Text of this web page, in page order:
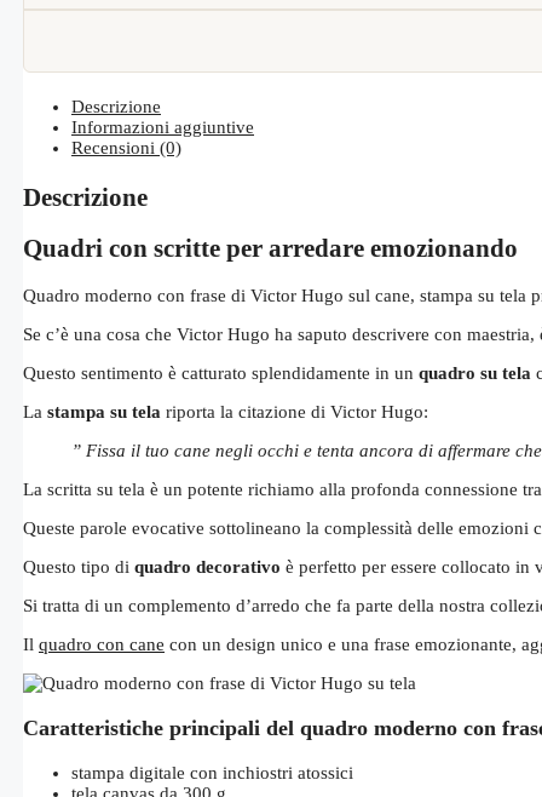
Descrizione
Informazioni aggiuntive
Recensioni (0)
Descrizione
Quadri con scritte per arredare emozionando
Quadro moderno con frase di Victor Hugo sul cane, stampa su tela
Se c’è una cosa che Victor Hugo ha saputo descrivere con
Questo sentimento è catturato splendidamente in un quadro su tela
La stampa su tela riporta la citazione di Victor Hugo:
” Fissa il tuo cane negli occhi e tenta ancora di affermare
La scritta su tela è un potente richiamo alla profonda connessione
Queste parole evocative sottolineano la complessità delle
Questo tipo di quadro decorativo è perfetto per essere collocato in
Si tratta di un complemento d’arredo che fa parte della nostra
Il quadro con cane con un design unico e una frase emozionante,
Caratteristiche principali del quadro moderno con
stampa digitale con inchiostri atossici
tela canvas da 300 g.